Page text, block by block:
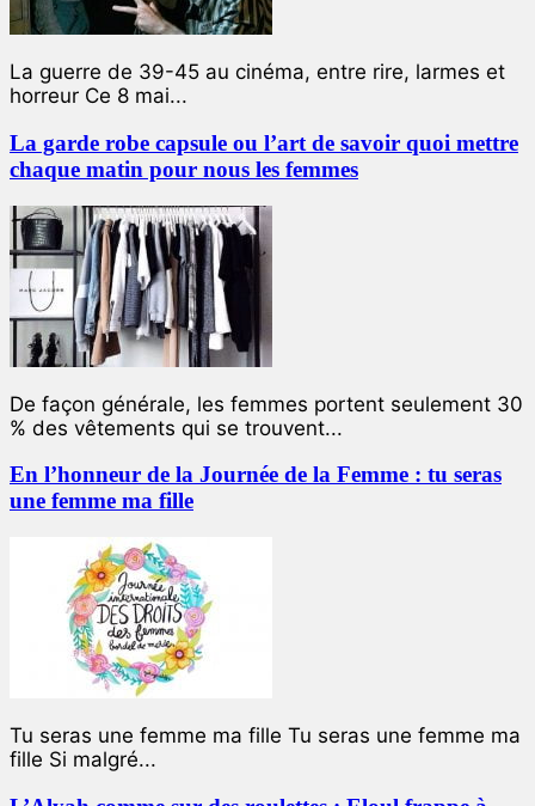
La guerre de 39-45 au cinéma, entre rire, larmes et
horreur Ce 8 mai...
La garde robe capsule ou l’art de savoir quoi mettre
chaque matin pour nous les femmes
De façon générale, les femmes portent seulement 30
% des vêtements qui se trouvent...
En l’honneur de la Journée de la Femme : tu seras
une femme ma fille
Tu seras une femme ma fille Tu seras une femme ma
fille Si malgré...